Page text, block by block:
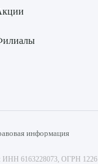
информация
ИНН 6163228073, ОГРН